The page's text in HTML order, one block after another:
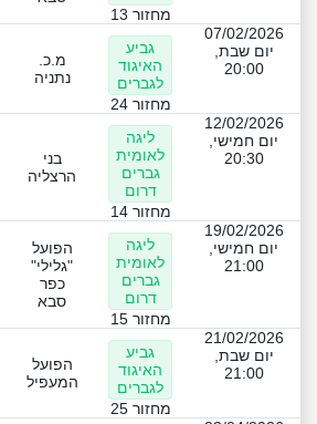
מחזור 13
07/02/2026
יום שבת,
20:00
גביע
האיגוד
לגברים
מחזור 24
מ.כ.
נתניה
12/02/2026
יום חמישי,
20:30
ליגה
לאומית
גברים
דרום
מחזור 14
בני
הרצליה
19/02/2026
יום חמישי,
21:00
ליגה
לאומית
גברים
דרום
מחזור 15
הפועל
"גלילי"
כפר
סבא
21/02/2026
יום שבת,
21:00
גביע
האיגוד
לגברים
מחזור 25
הפועל
המעפיל